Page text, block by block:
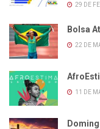
29 DE
Bolsa
22 DE
11 DE